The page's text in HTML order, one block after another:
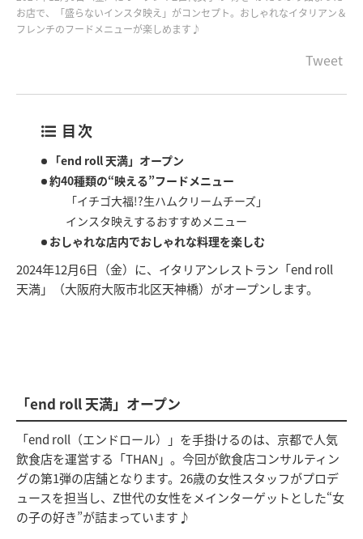
お店で、「盛らないインスタ映え」がコンセプト。おしゃれなイタリアン＆
フレンチのフードメニューが楽しめます♪
Tweet
目次
「end roll 天満」オープン
約40種類の“映える”フードメニュー
「イチゴ大福!?生ハムクリームチーズ」
インスタ映えするおすすめメニュー
おしゃれな店内でおしゃれな料理を楽しむ
2024年12月6日（金）に、イタリアンレストラン「end roll
天満」（大阪府大阪市北区天神橋）がオープンします。
「end roll 天満」オープン
「end roll（エンドロール）」を手掛けるのは、京都で人気
飲食店を運営する「THAN」。今回が飲食店コンサルティン
グの第1弾の店舗となります。26歳の女性スタッフがプロデ
ュースを担当し、Z世代の女性をメインターゲットとした“女
の子の好き”が詰まっています♪